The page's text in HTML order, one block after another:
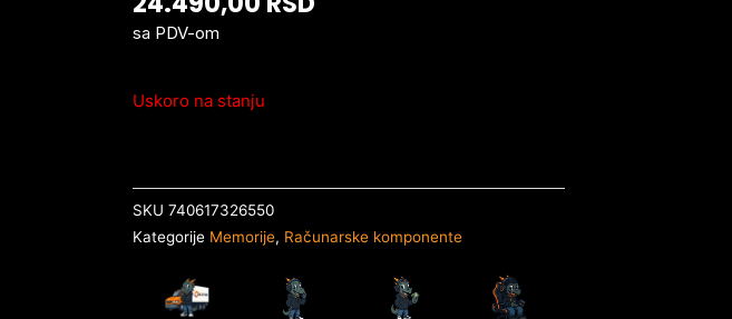
sa PDV-om
Uskoro na stanju
SKU740617326550
Kategorije Memorije, Računarske komponente